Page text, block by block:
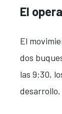
El
El
dos
las 9:30,
desarrollo.